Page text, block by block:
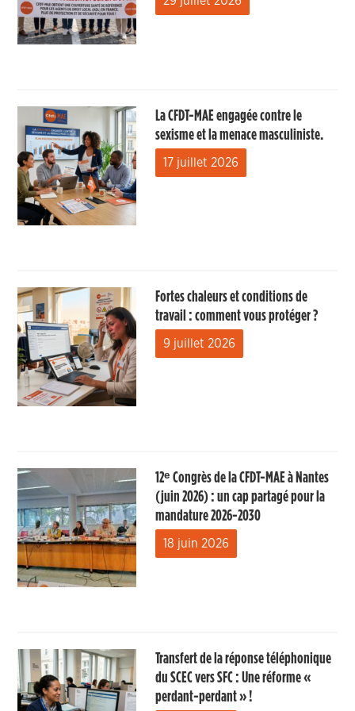
La CFDT-MAE engagée contre le
sexisme et la menace masculiniste.
17 juillet 2026
Fortes chaleurs et conditions de
travail : comment vous protéger ?
9 juillet 2026
12ᵉ Congrès de la CFDT-MAE à Nantes
(juin 2026) : un cap partagé pour la
mandature 2026-2030
18 juin 2026
Transfert de la réponse téléphonique
du SCEC vers SFC : Une réforme «
perdant-perdant » !